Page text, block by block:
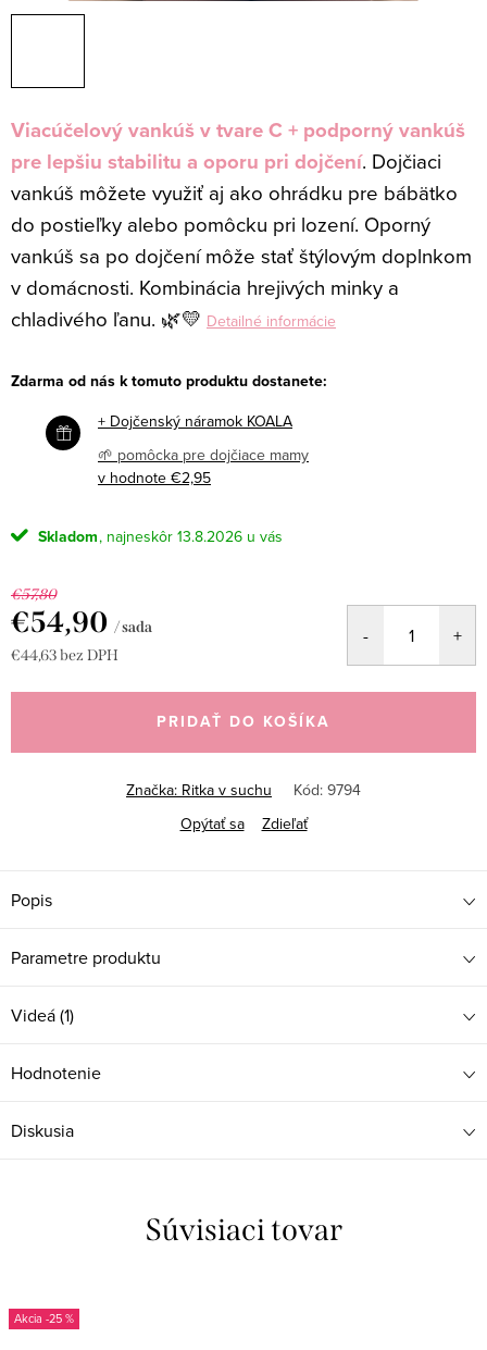
Viacúčelový vankúš v tvare C + podporný vankúš
pre lepšiu stabilitu a oporu pri dojčení. Dojčiaci
vankúš môžete využiť aj ako ohrádku pre bábätko
do postieľky alebo pomôcku pri lození. Oporný
vankúš sa po dojčení môže stať štýlovým doplnkom
v domácnosti. Kombinácia hrejivých minky a
chladivého ľanu. 🌿💛 Detailné informácie
Zdarma od nás k tomuto produktu dostanete:
+ Dojčenský náramok KOALA
🌱 pomôcka pre dojčiace mamy
v hodnote €2,95
Skladom 13.8.2026
€57,80
€54,90 / sada
€44,63 bez DPH
cena:
PRIDAŤ DO KOŠÍKA
Značka: Ritka v suchu Kód: 9794
Opýtať sa
Zdieľať
Popis
Parametre produktu
Videá (1)
Hodnotenie
Diskusia
Súvisiaci tovar
-25 %